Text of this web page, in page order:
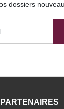
dossiers
PARTENAIRES